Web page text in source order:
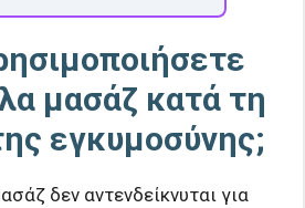
μασάζ κατά τη
εγκυμοσύνης;
δεν αντενδείκνυται για